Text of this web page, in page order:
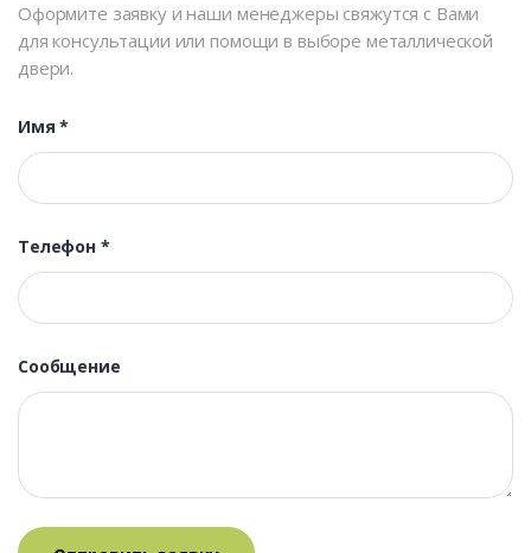
Оформите заявку и наши менеджеры свяжутся с Вами
для консультации или помощи в выборе металлической
двери.
Имя*
Телефон *
Сообщение